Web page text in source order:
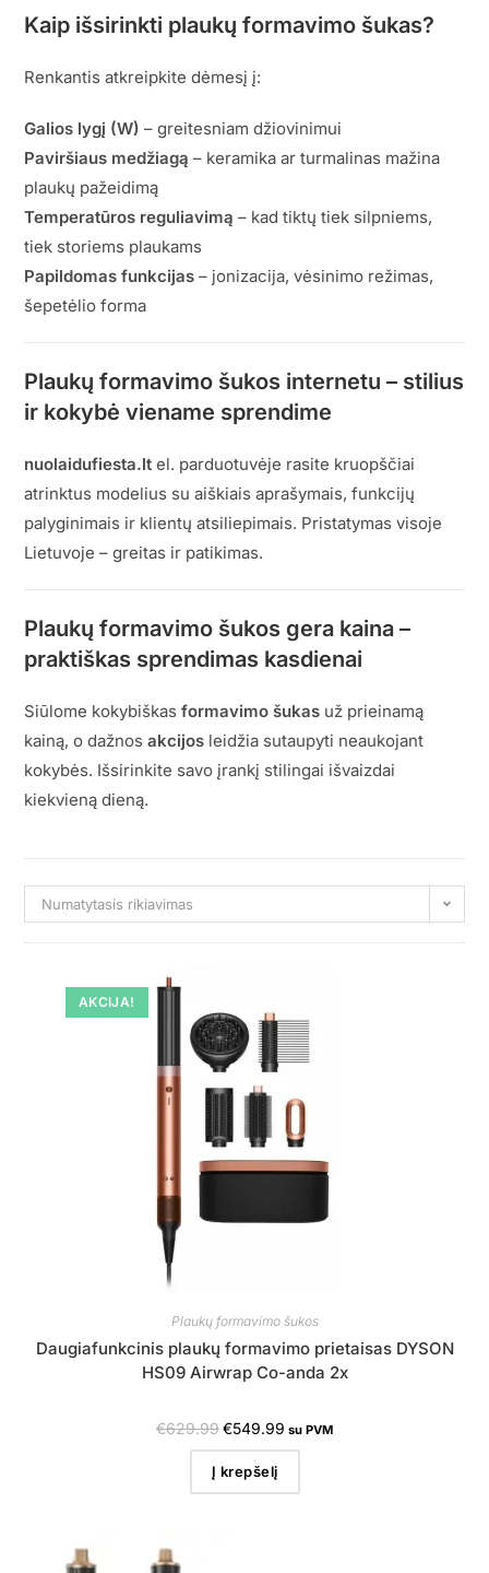
Kaip išsirinkti plaukų formavimo šukas?
Renkantis atkreipkite dėmesį į:
Galios lygį (W) – greitesniam džiovinimui
Paviršiaus medžiagą – keramika ar turmalinas mažina
plaukų pažeidimą
Temperatūros reguliavimą – kad tiktų tiek silpniems,
tiek storiems plaukams
Papildomas funkcijas – jonizacija, vėsinimo režimas,
šepetėlio forma
Plaukų formavimo šukos internetu – stilius
ir kokybė viename sprendime
nuolaidufiesta.lt el. parduotuvėje rasite kruopščiai
atrinktus modelius su aiškiais aprašymais, funkcijų
palyginimais ir klientų atsiliepimais. Pristatymas visoje
Lietuvoje – greitas ir patikimas.
Plaukų formavimo šukos gera kaina –
praktiškas sprendimas kasdienai
Siūlome kokybiškasformavimo šukas už prieinamą
kainą, o dažnosakcijos leidžia sutaupyti neaukojant
kokybės. Išsirinkite savo įrankį stilingai išvaizdai
kiekvieną dieną.
Numatytasis rikiavimas
AKCIJA!
Plaukų formavimo šukos
Daugiafunkcinis plaukų formavimo prietaisas DYSON
HS09 Airwrap Co-anda 2x
€629.99€549.99 su PVM
Į krepšelį